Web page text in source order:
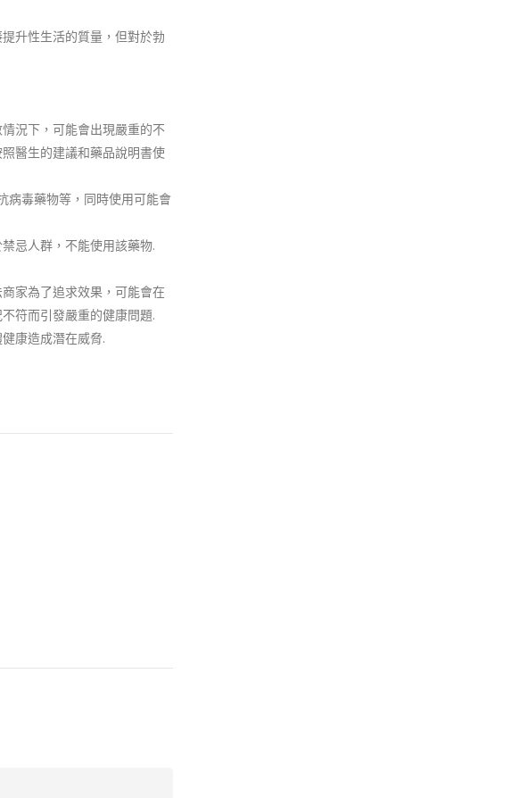
升性生活的質量，但對於勃
況下，可能會出現嚴重的不
醫生的建議和藥品說明書使
病毒藥物等，同時使用可能會
忌人群，不能使用該藥物.
家為了追求效果，可能會在
符而引發嚴重的健康問題.
康造成潛在威脅.